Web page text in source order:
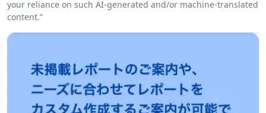
your reliance on such AI-generated and/or machine-translated
content.”